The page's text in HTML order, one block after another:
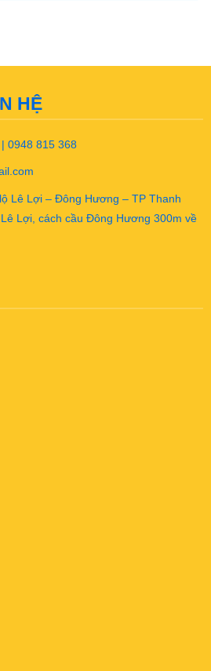
HỆ
0948 815 368
Lê Lợi – Đông Hương – TP Thanh
Lợi, cách cầu Đông Hương 300m về